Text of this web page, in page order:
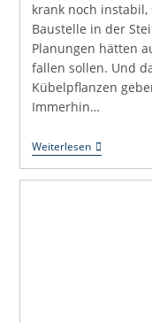
krank noch
Baustelle in der
Planungen hätten
fallen sollen. Und
Kübelpflanzen
Immerhin…
WeiterlesenDie
Bäume